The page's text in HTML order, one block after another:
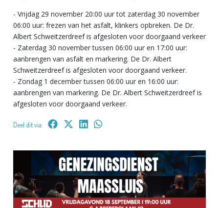
- Vrijdag 29 november 20:00 uur tot zaterdag 30 november
06:00 uur: frezen van het asfalt, klinkers opbreken. De Dr.
Albert Schweitzerdreef is afgesloten voor doorgaand verkeer
- Zaterdag 30 november tussen 06:00 uur en 17:00 uur:
aanbrengen van asfalt en markering. De Dr. Albert
Schweitzerdreef is afgesloten voor doorgaand verkeer.
- Zondag 1 december tussen 06:00 uur en 16:00 uur:
aanbrengen van markering. De Dr. Albert Schweitzerdreef is
afgesloten voor doorgaand verkeer.
Deel dit via: